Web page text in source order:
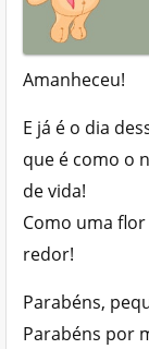
Amanheceu!
E já é o dia
que é como o
de vida!
Como uma
redor!
Parabéns,
Parabéns por